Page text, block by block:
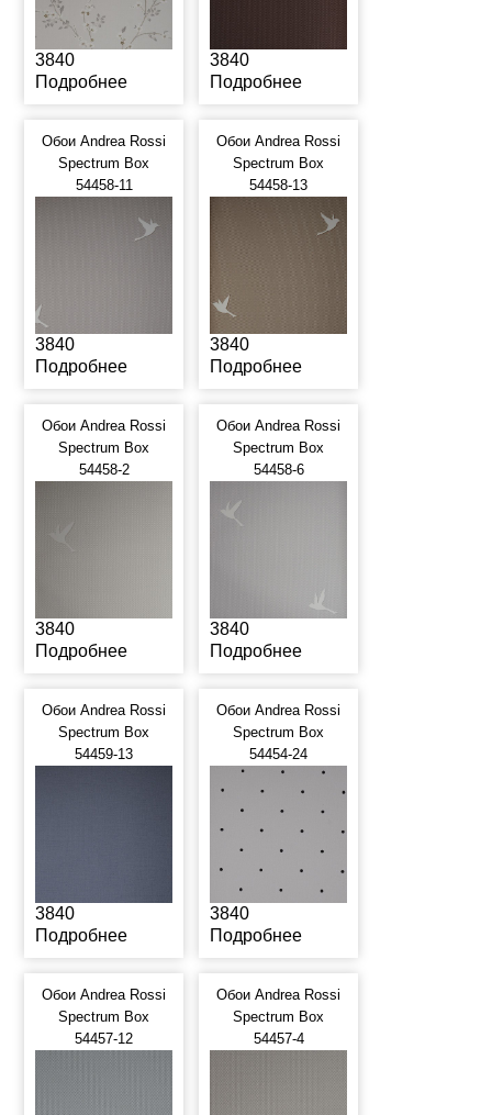
3840
Подробнее
3840
Подробнее
Обои Andrea Rossi
Spectrum Box
54458-11
3840
Подробнее
Обои Andrea Rossi
Spectrum Box
54458-13
3840
Подробнее
Обои Andrea Rossi
Spectrum Box
54458-2
3840
Подробнее
Обои Andrea Rossi
Spectrum Box
54458-6
3840
Подробнее
Обои Andrea Rossi
Spectrum Box
54459-13
3840
Подробнее
Обои Andrea Rossi
Spectrum Box
54454-24
3840
Подробнее
Обои Andrea Rossi
Spectrum Box
54457-12
Обои Andrea Rossi
Spectrum Box
54457-4